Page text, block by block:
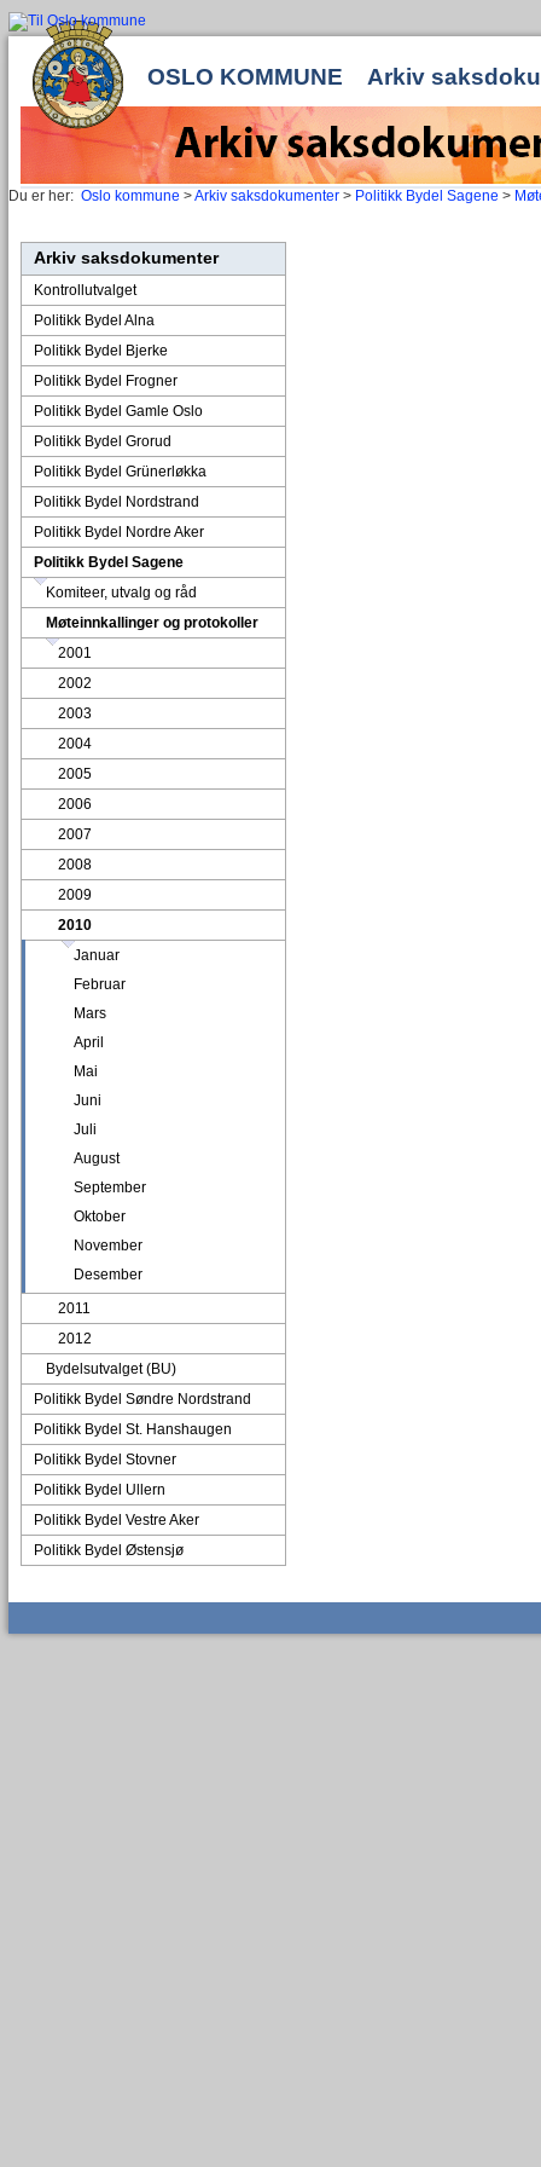
OSLO KOMMUNE Arkiv
Du er her: Oslo kommune >Arkiv saksdokumenter > Politikk Bydel Sagene >
Arkiv saksdokumenter
Kontrollutvalget
Politikk Bydel Alna
Politikk Bydel Bjerke
Politikk Bydel Frogner
Politikk Bydel Gamle Oslo
Politikk Bydel Grorud
Politikk Bydel Grünerløkka
Politikk Bydel Nordstrand
Politikk Bydel Nordre Aker
Politikk Bydel Sagene
Komiteer, utvalg og råd
Møteinnkallinger og protokoller
2001
2002
2003
2004
2005
2006
2007
2008
2009
2010
Januar
Februar
Mars
April
Mai
Juni
Juli
August
September
Oktober
November
Desember
2011
2012
Bydelsutvalget (BU)
Politikk Bydel Søndre Nordstrand
Politikk Bydel St. Hanshaugen
Politikk Bydel Stovner
Politikk Bydel Ullern
Politikk Bydel Vestre Aker
Politikk Bydel Østensjø